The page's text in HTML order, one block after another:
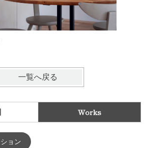
一覧へ戻る
Works
ョン